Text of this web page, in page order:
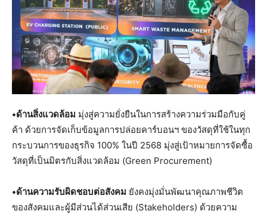
•ด้านสิ่งแวดล้อม มุ่งสู่ความยั่งยืนในการสร้างความร่วมมือกับคู่
ค้า ด้วยการจัดเก็บข้อมูลการปล่อยคาร์บอนฯ ของวัสดุที่ใช้ในทุก
กระบวนการของธุรกิจ 100% ในปี 2568 มุ่งสู่เป้าหมายการจัดซื้อ
วัสดุที่เป็นมิตรกับสิ่งแวดล้อม (Green Procurement)
•ด้านความรับผิดชอบต่อสังคม ยังคงมุ่งมั่นพัฒนาคุณภาพชีวิต
ของสังคมและผู้มีส่วนได้ส่วนเสีย (Stakeholders) ด้วยความ